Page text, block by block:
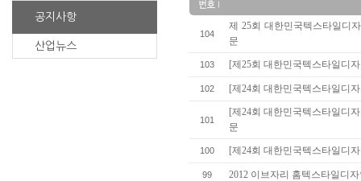
공지사항
산업뉴스
104
제 25회 대한민국텍스타일디
문
103 [제25회 대한민국텍스타일디
102 [제24회 대한민국텍스타일디
101
[제24회 대한민국텍스타일디
문
100 [제24회 대한민국텍스타일디
99 2012 이브자리 홈텍스타일디